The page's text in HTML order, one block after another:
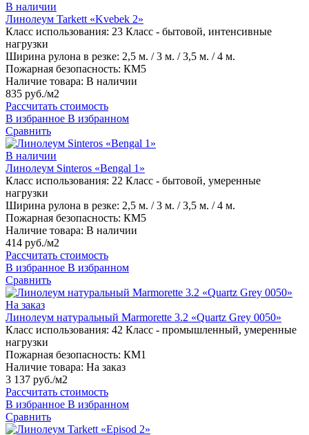
В наличии
Линолеум Tarkett «Kvebek 2»
Класс использования: 23 Класс - бытовой, интенсивные
нагрузки
Ширина рулона в резке: 2,5 м. / 3 м. / 3,5 м. / 4 м.
Пожарная безопасность: КМ5
Наличие товара: В наличии
835 руб./м2
Рассчитать стоимость
В избранное В избранном
Сравнить
В наличии
Линолеум Sinteros «Bengal 1»
Класс использования: 22 Класс - бытовой, умеренные
нагрузки
Ширина рулона в резке: 2,5 м. / 3 м. / 3,5 м. / 4 м.
Пожарная безопасность: КМ5
Наличие товара: В наличии
414 руб./м2
Рассчитать стоимость
В избранное В избранном
Сравнить
На заказ
Линолеум натуральный Marmorette 3.2 «Quartz Grey 0050»
Класс использования: 42 Класс - промышленный, умеренные
нагрузки
Пожарная безопасность: КМ1
Наличие товара: На заказ
3 137 руб./м2
Рассчитать стоимость
В избранное В избранном
Сравнить